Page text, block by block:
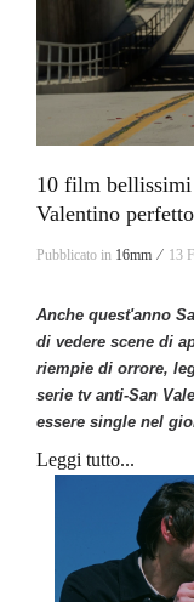
10 film bellissimi
Valentino perfetto
Pubblicato in 16mm ⁄ 13
Anche quest'anno
di vedere scene di
riempie di orrore,
serie tv anti-San
essere single nel
Leggi tutto...